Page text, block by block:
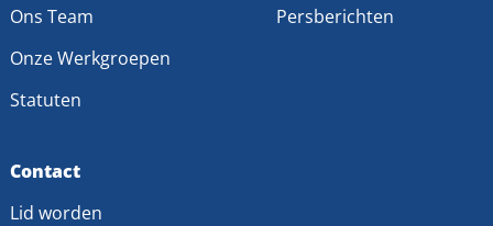
Ons Team
Onze Werkgroepen
Statuten
Persberichten
Contact
Lid worden